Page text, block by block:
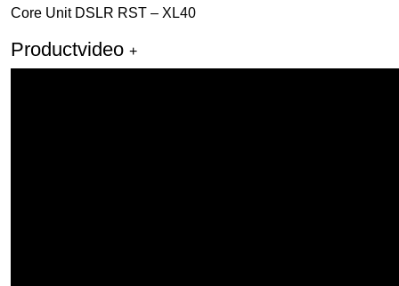
Core Unit DSLR RST – XL40
Productvideo +